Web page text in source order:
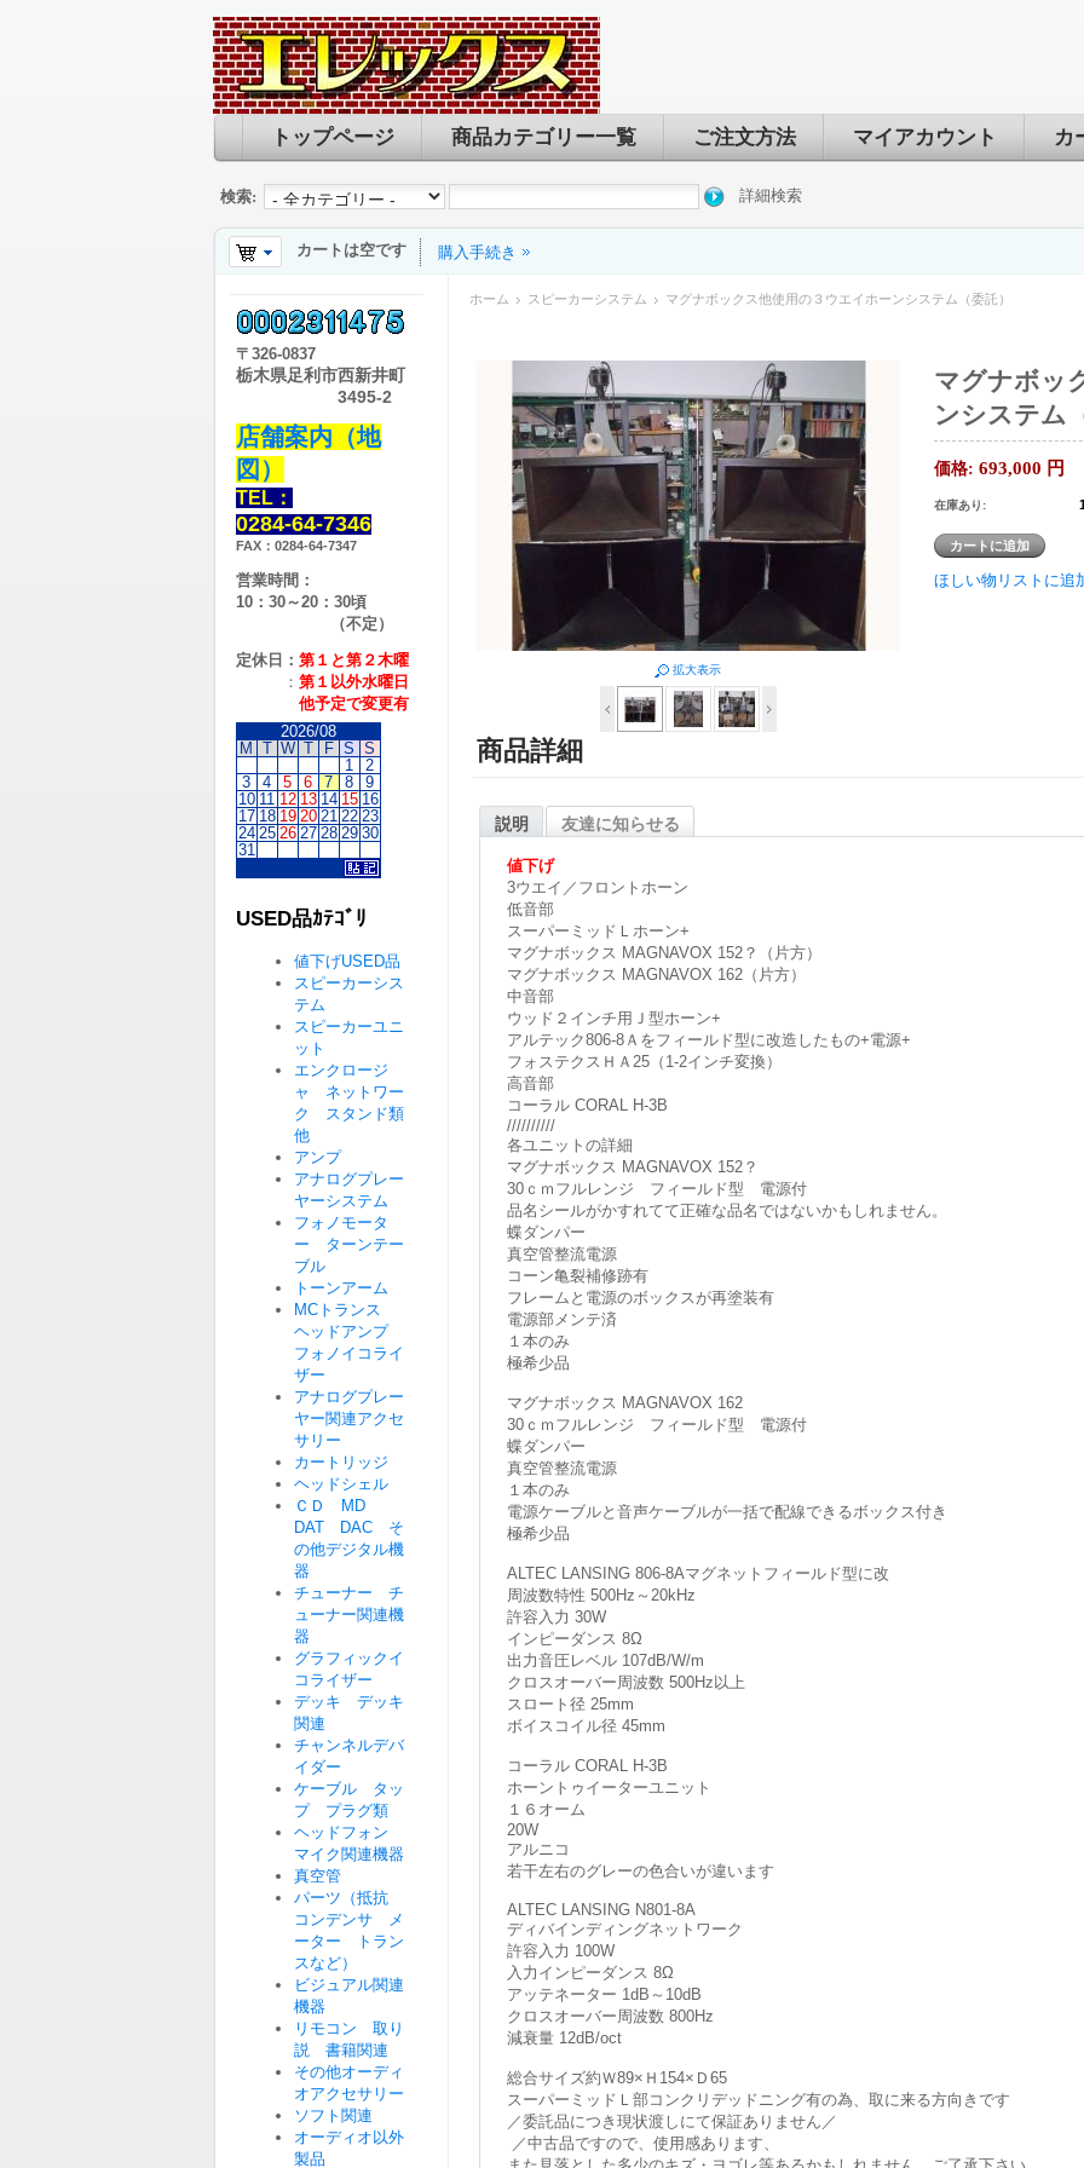
トップページ 商品カテゴリー一覧 ご注文方法 マイアカウント カ
検索: 詳細検索
カートは空です 購入手続き
ホーム スピーカーシステム マグナボックス他使用の３ウエイホーンシステム（委託）
拡大表示
マグナボッ
ンシステム
価格: 693,000 円
在庫あり:
ほしい物リストに追
商品詳細
説明 友達に知らせる
値下げ
3ウエイ／フロントホーン
低音部
スーパーミッドＬホーン+
マグナボックス MAGNAVOX 152？（片方）
マグナボックス MAGNAVOX 162（片方）
中音部
ウッド２インチ用Ｊ型ホーン+
アルテック806-8Ａをフィールド型に改造したもの+電源+
フォステクスＨＡ25（1-2インチ変換）
高音部
コーラル CORAL H-3B
//////////
各ユニットの詳細
マグナボックス MAGNAVOX 152？
30ｃｍフルレンジ フィールド型 電源付
品名シールがかすれてて正確な品名ではないかもしれません。
蝶ダンパー
真空管整流電源
コーン亀裂補修跡有
フレームと電源のボックスが再塗装有
電源部メンテ済
１本のみ
極希少品
マグナボックス MAGNAVOX 162
30ｃｍフルレンジ フィールド型 電源付
蝶ダンパー
真空管整流電源
１本のみ
電源ケーブルと音声ケーブルが一括で配線できるボックス付き
極希少品
ALTEC LANSING 806-8Aマグネットフィールド型に改
周波数特性 500Hz～20kHz
許容入力 30W
インピーダンス 8Ω
出力音圧レベル 107dB/W/m
クロスオーバー周波数 500Hz以上
スロート径 25mm
ボイスコイル径 45mm
コーラル CORAL H-3B
ホーントゥイーターユニット
１６オーム
20W
アルニコ
若干左右のグレーの色合いが違います
ALTEC LANSING N801-8A
ディバインディングネットワーク
許容入力 100W
入力インピーダンス 8Ω
アッテネーター 1dB～10dB
クロスオーバー周波数 800Hz
減衰量 12dB/oct
総合サイズ約Ｗ89×Ｈ154×Ｄ65
スーパーミッドＬ部コンクリデッドニング有の為、取に来る方向きです
／委託品につき現状渡しにて保証ありません／
／中古品ですので、使用感あります、
〒 326-0837
栃木県足利市西新井町
3495-2
店舗案内（地
図）
TEL：
0284-64-7346
FAX：0284-64-7347
営業時間：
10：30～20：30頃
（不定）
定休日： 第１と第２木曜
： 第１以外水曜日
他予定で変更有
2026/08
M
T W T F S S
1
2
3
4 5 6 7 8
9
10 11 12 13 14 15 16
17 18 19 20 21 22 23
24 25 26 27 28 29 30
31
USED品ｶﾃｺﾞﾘ
値下げUSED品
スピーカーシス
テム
スピーカーユニ
ット
エンクロージ
ャ ネットワー
ク スタンド類
他
アンプ
アナログプレー
ヤーシステム
フォノモータ
ー ターンテー
ブル
トーンアーム
MCトランス
ヘッドアンプ
フォノイコライ
ザー
アナログプレー
ヤー関連アクセ
サリー
カートリッジ
ヘッドシェル
ＣＤ MD
DAT DAC そ
の他デジタル機
器
チューナー チ
ューナー関連機
器
グラフィックイ
コライザー
デッキ デッキ
関連
チャンネルデバ
イダー
ケーブル タッ
プ プラグ類
ヘッドフォン
マイク関連機器
真空管
パーツ（抵抗
コンデンサ メ
ーター トラン
スなど）
ビジュアル関連
機器
リモコン 取り
説 書籍関連
その他オーディ
オアクセサリー
ソフト関連
オーディオ以外
製品